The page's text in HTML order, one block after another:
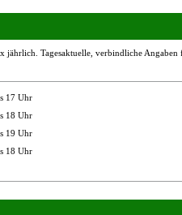
Tagesaktuelle, verbindliche
17 Uhr
18 Uhr
19 Uhr
18 Uhr